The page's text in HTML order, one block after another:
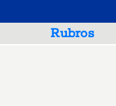
Rubros